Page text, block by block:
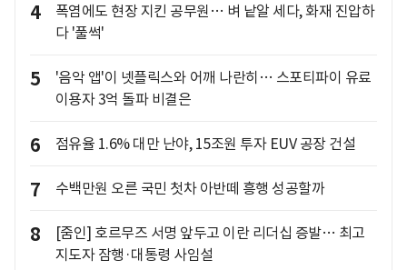
4
폭염에도 현장 지킨 공무원… 벼 낱알 세다, 화재 진압하
다 '풀썩'
5
'음악 앱'이 넷플릭스와 어깨 나란히… 스포티파이 유료
이용자 3억 돌파 비결은
6 점유율 1.6% 대만 난야, 15조원 투자 EUV 공장 건설
7 수백만원 오른 국민 첫차 아반떼 흥행 성공할까
8
[줌인] 호르무즈 서명 앞두고 이란 리더십 증발… 최고
지도자 잠행·대통령 사임설